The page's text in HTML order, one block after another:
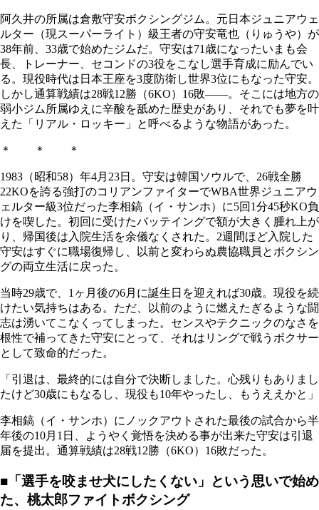
阿久井の所属は倉敷守安ボクシングジム。元日本ジュニアウェ
ルター（現スーパーライト）級王者の守安竜也（りゅうや）が
38年前、33歳で始めたジムだ。守安は71歳になったいまも会
長、トレーナー、セコンドの3役をこなし選手育成に励んでい
る。現役時代は日本王座を3度防衛し世界3位にもなった守安。
しかし通算戦績は28戦12勝（6KO）16敗――。そこには地方の
弱小ジム所属ゆえに辛酸を舐めた歴史があり、それでも夢を叶
えた「リアル・ロッキー」と呼べるような物語があった。
＊ ＊ ＊
1983（昭和58）年4月23日。守安は韓国ソウルで、26戦全勝
22KOを誇る強打のコリアンファイターでWBA世界ジュニアウ
ェルター級3位だった李相鎬（イ・サンホ）に5回1分45秒KO負
けを喫した。初回に受けたバッテイングで額が大きく腫れ上が
り、帰国後は入院生活を余儀なくされた。2週間ほど入院した
守安はすぐに職場復帰し、以前と変わらぬ農協職員とボクシン
グの両立生活に戻った。
当時29歳で、1ヶ月後の6月に誕生日を迎えれば30歳。現役を続
けたい気持ちはある。ただ、以前のように燃えたぎるような闘
志は湧いてこなくってしまった。センスやテクニックのなさを
根性で補ってきた守安にとって、それはリングで戦うボクサー
として致命的だった。
「引退は、最終的には自分で決断しました。心残りもありまし
たけど30歳にもなるし、現役も10年やったし、もうええかと」
李相鎬（イ・サンホ）にノックアウトされた最後の試合から半
年後の10月1日、ようやく覚悟を決める事が出来た守安は引退
届を提出。通算戦績は28戦12勝（6KO）16敗だった。
■「選手を咬ませ犬にしたくない」という思いで始め
た、桃太郎ファイトボクシング